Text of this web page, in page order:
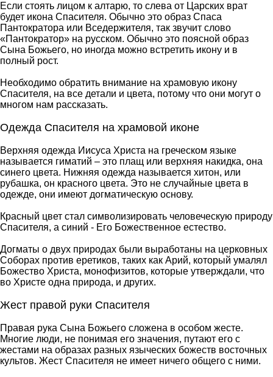
Если стоять лицом к алтарю, то слева от Царских врат
будет икона Спасителя. Обычно это образ Спаса
Пантократора или Вседержителя, так звучит слово
«Пантократор» на русском. Обычно это поясной образ
Сына Божьего, но иногда можно встретить икону и в
полный рост.
Необходимо обратить внимание на храмовую икону
Спасителя, на все детали и цвета, потому что они могут о
многом нам рассказать.
Одежда Спасителя на храмовой иконе
Верхняя одежда Иисуса Христа на греческом языке
называется гиматий – это плащ или верхняя накидка, она
синего цвета. Нижняя одежда называется хитон, или
рубашка, он красного цвета. Это не случайные цвета в
одежде, они имеют догматическую основу.
Красный цвет стал символизировать человеческую природу
Спасителя, а синий - Его Божественное естество.
Догматы о двух природах были выработаны на церковных
Соборах против еретиков, таких как Арий, который умалял
Божество Христа, монофизитов, которые утверждали, что
во Христе одна природа, и других.
Жест правой руки Спасителя
Правая рука Сына Божьего сложена в особом жесте.
Многие люди, не понимая его значения, путают его с
жестами на образах разных языческих божеств восточных
культов. Жест Спасителя не имеет ничего общего с ними.